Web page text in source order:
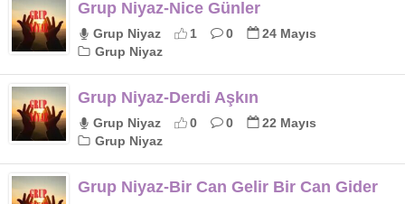
Grup Niyaz-Nice Günler
Grup Niyaz 1 0
24 Mayıs
Grup Niyaz
Grup Niyaz-Derdi Aşkın
Grup Niyaz 0 0
22 Mayıs
Grup Niyaz
Grup Niyaz-Bir Can Gelir Bir Can Gider